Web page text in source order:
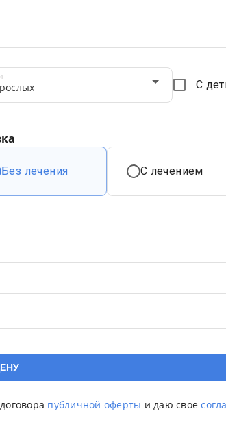
С
Без лечения С лечением
публичной оферты и даю своё